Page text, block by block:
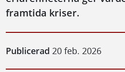
framtida kriser.
Publicerad 20 feb. 2026